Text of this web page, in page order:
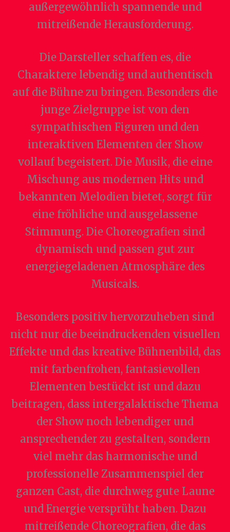
außergewöhnlich spannende und
mitreißende Herausforderung.
Die Darsteller schaffen es, die
Charaktere lebendig und authentisch
auf die Bühne zu bringen. Besonders die
junge Zielgruppe ist von den
sympathischen Figuren und den
interaktiven Elementen der Show
vollauf begeistert. Die Musik, die eine
Mischung aus modernen Hits und
bekannten Melodien bietet, sorgt für
eine fröhliche und ausgelassene
Stimmung. Die Choreografien sind
dynamisch und passen gut zur
energiegeladenen Atmosphäre des
Musicals.
Besonders positiv hervorzuheben sind
nicht nur die beeindruckenden visuellen
Effekte und das kreative Bühnenbild, das
mit farbenfrohen, fantasievollen
Elementen bestückt ist und dazu
beitragen, dass intergalaktische Thema
der Show noch lebendiger und
ansprechender zu gestalten, sondern
viel mehr das harmonische und
professionelle Zusammenspiel der
ganzen Cast, die durchweg gute Laune
und Energie versprüht haben. Dazu
mitreißende Choreografien, die das